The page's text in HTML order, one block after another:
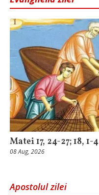
Matei 17, 24-27; 18, 1-4
08 Aug, 2026
Apostolul zilei